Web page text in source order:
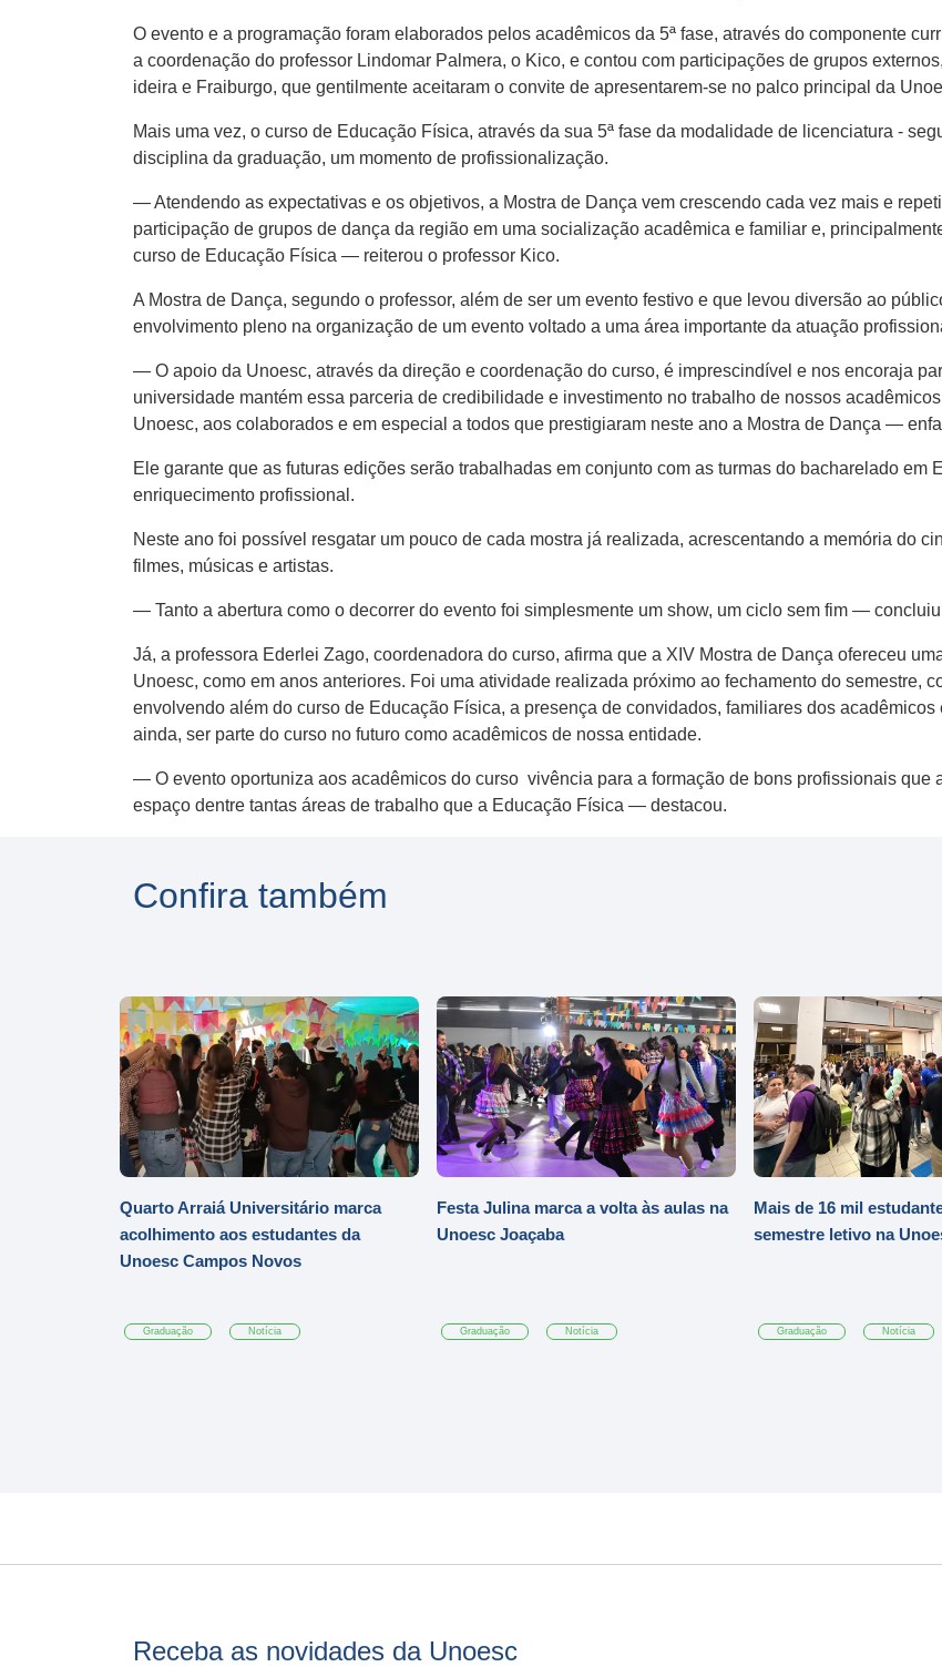
​O evento e a programação foram elaborad​o​s pelos acadêmicos da 5ª fase, através do componente
a coordenação do professor Lindomar Palmera​, o Kico, ​e contou ​com participações de grupos
ideira e Fraiburgo, que gentilmente aceitaram o convite​ de apresentarem-se no palco principal da
​​Mais uma vez​,​ o ​c​urso de Educação Física​,​ através da ​sua ​5ª fase​ da modalidade de​ licenciatura​ -​
disciplina da graduação​,​ um momento de profissionalização​.
​—​ Atendendo as expectativas e os objetivos​,​ a Mostra de Dança vem crescendo cada vez mais e
participação de grupos de ​d​ança da região​ em​ uma socialização acadêmica e familiar e​,​
curso de Educação Física​​ — reiterou o professor Kico.
A ​M​ostra de ​D​ança, segundo ​o professor, al​é​m de ser um evento festivo e que levou diversão ao
envolvimento pleno na organização de um evento voltado a uma área importante da atuação
— O apoio da Unoesc​,​ através da direção e coordenação do curso​,​ é imprescindível e nos encoraja
universidade mantém essa parceria de credibilidade e investimento no trabalho de nossos
Unoesc, aos colaborados e em especial a todos que prestigiaram neste ano a Mostra de Dança —
Ele garante que as futuras edições ser​ão​ trabalhadas ​em conjunto ​com as turmas do bacharelado em
enriquecimento profissional.
Neste ano foi possível resgatar um pouco de cada mostra já realizada​,​ acrescentando ​a memória do​
filmes, músicas e artistas.
—​ Tanto a abertura como o decorrer do evento foi simplesmente um show, um ciclo sem fim​​ —
Já​, a professora Ederlei Zago​,​ coordenadora do curso, afirma que ​a XIV Mostra de Dança ofereceu
Unoesc, como em anos anteriores. Foi uma atividade realizada próximo ao fechamento do semestre,
envolvendo além do curso de ​E​ducação ​F​ísica, a presença de convidados, familiares dos
ainda​,​ ser parte do curso no futuro como acadêmicos de nossa entidade.
​—​ O evento oportuniza aos acadêmicos do curso viv​ê​ncia para ​a formação de ​bons profissionais que
espaço dentre tantas áreas de trabalho que a ​E​ducação ​F​ísica ​— destacou.
Confira também
Quarto Arraiá Universitário marca
acolhimento aos estudantes da
Unoesc Campos Novos
Graduação Notícia
Festa Julina marca a volta às aulas na
Unoesc Joaçaba
Graduação Notícia
Mais de 16 mil
semestre letivo na
Graduação Notícia
Receba as novidades da Unoesc